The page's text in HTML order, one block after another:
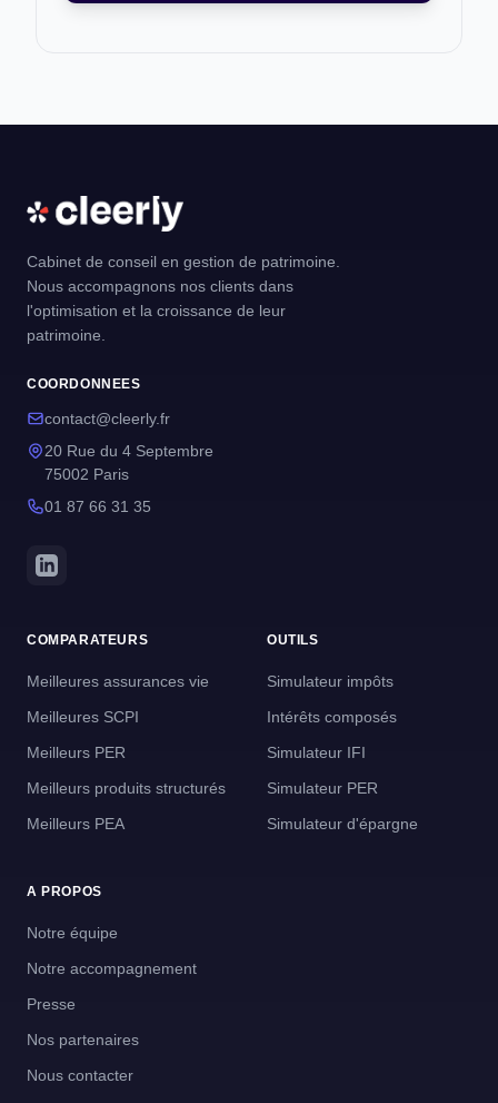
Cabinet de conseil en gestion de patrimoine.
Nous accompagnons nos clients dans
l'optimisation et la croissance de leur
patrimoine.
COORDONNEES
contact@cleerly.fr
20 Rue du 4 Septembre
75002 Paris
01 87 66 31 35
COMPARATEURS
Meilleures assurances vie
Meilleures SCPI
Meilleurs PER
Meilleurs produits structurés
Meilleurs PEA
OUTILS
Simulateur impôts
Intérêts composés
Simulateur IFI
Simulateur PER
Simulateur d'épargne
A PROPOS
Notre équipe
Notre accompagnement
Presse
Nos partenaires
Nous contacter